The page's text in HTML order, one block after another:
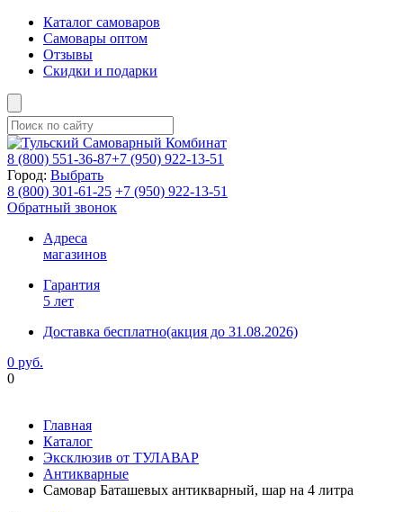
Каталог самоваров
Самовары оптом
Отзывы
Скидки и подарки
8 (800) 551-36-87+7 (950) 922-13-51
Город: Выбрать
8 (800) 301-61-25 +7 (950) 922-13-51
Обратный звонок
Адреса
магазинов
Гарантия
5 лет
Доставка бесплатно(акция до 31.08.2026)
0 руб.
0
Главная
Каталог
Эксклюзив от ТУЛАВАР
Антикварные
Самовар Баташевых антикварный, шар на 4 литра